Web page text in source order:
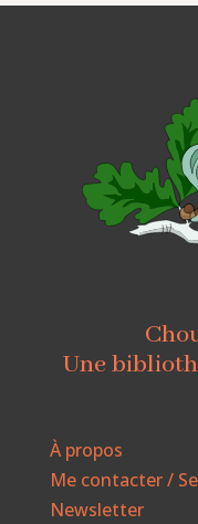
Une
À propos
Me contacter /
Newsletter